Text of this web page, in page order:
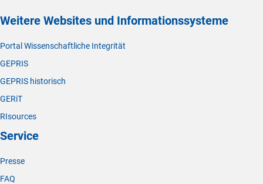
Weitere Websites und Informationssysteme
Portal Wissenschaftliche Integrität
GEPRIS
GEPRIS historisch
GERiT
RIsources
Service
Presse
FAQ